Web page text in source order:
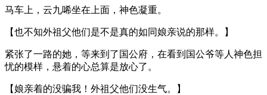
马车上，云九唏坐在上面，神色凝重。
【也不知外祖父他们是不是真的如同娘亲说的那样。】
紧张了一路的她，等来到了国公府，在看到国公爷等人神色担
忧的模样，悬着的心总算是放心了。
【娘亲着的没骗我！外祖父他们没生气。】